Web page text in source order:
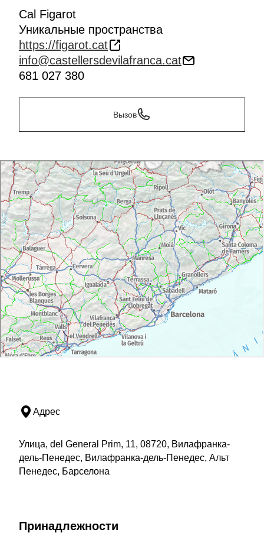
Cal Figarot
Уникальные пространства
https://figarot.cat
info@castellersdevilafranca.cat
681 027 380
Вызов
Адрес
Улица, del General Prim, 11, 08720, Вилафранка-
дель-Пенедес, Вилафранка-дель-Пенедес, Альт
Пенедес, Барселона
Принадлежности